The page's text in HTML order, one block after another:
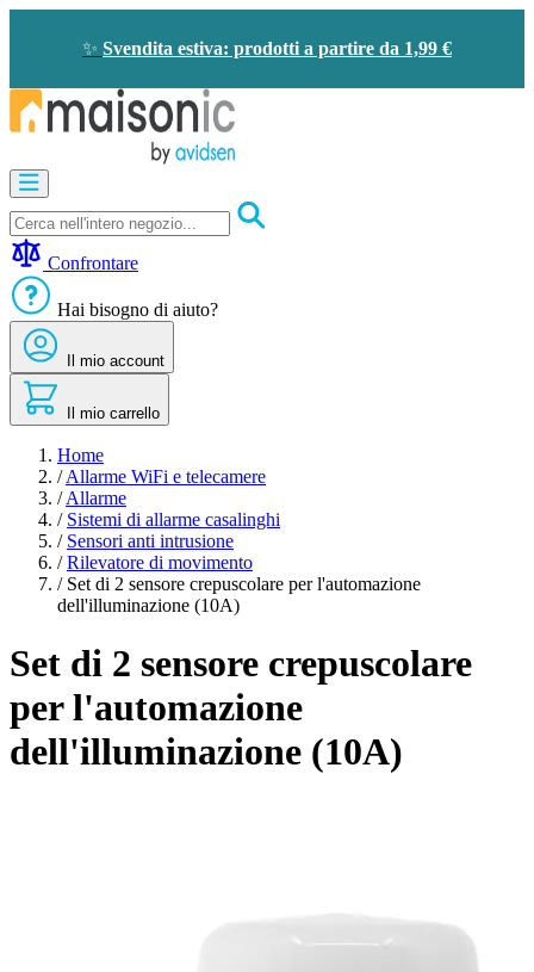
✨ Svendita estiva: prodotti a partire da 1,99 €
Videocitofono
-
Campanello
-
risparmio
energetico
Sicurezza
Comfort
domestico
e
sconti
Confrontare
Hai bisogno di aiuto?
Il mio account
Il mio carrello
Home
/ Allarme WiFi e telecamere
/ Allarme
/ Sistemi di allarme casalinghi
/ Sensori anti intrusione
/ Rilevatore di movimento
/ Set di 2 sensore crepuscolare per l'automazione
dell'illuminazione (10A)
Set di 2 sensore crepuscolare
per l'automazione
dell'illuminazione (10A)